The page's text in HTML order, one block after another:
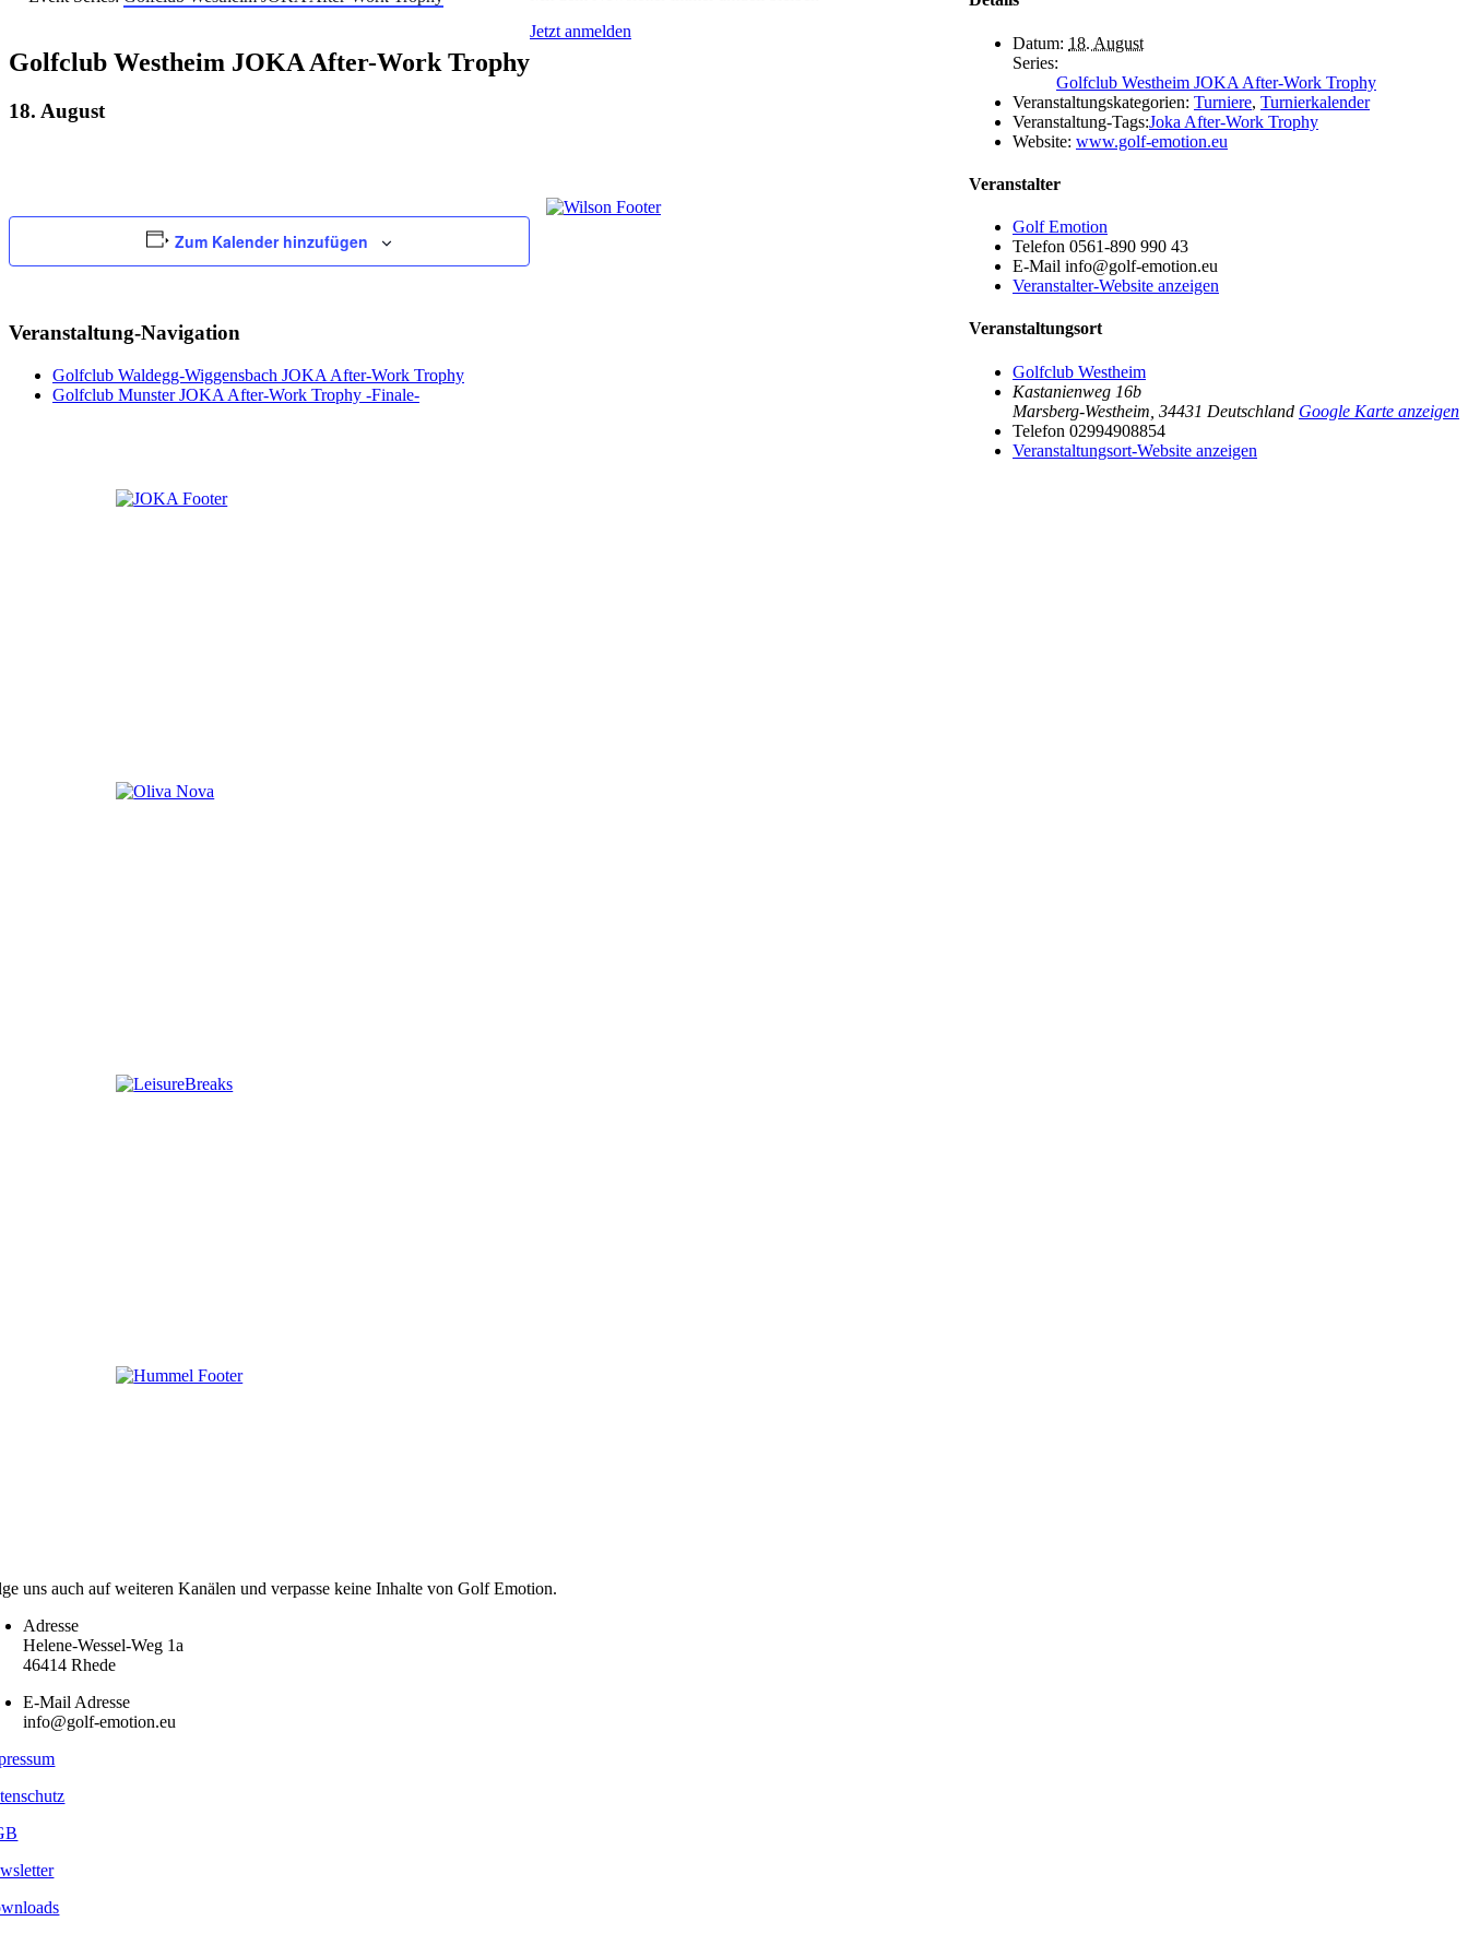
Golfclub Westheim JOKA After-Work Trophy
18. August
Zum Kalender hinzufügen
Veranstaltung-Navigation
Golfclub Waldegg-Wiggensbach JOKA After-Work Trophy
Golfclub Munster JOKA After-Work Trophy -Finale-
Datum: 18. August
Series:
Golfclub Westheim JOKA After-Work Trophy
Veranstaltungskategorien: Turniere, Turnierkalender
Veranstaltung-Tags:Joka After-Work Trophy
Website: www.golf-emotion.eu
Veranstalter
Golf Emotion
Telefon 0561-890 990 43
E-Mail info@golf-emotion.eu
Veranstalter-Website anzeigen
Veranstaltungsort
Golfclub Westheim
Kastanienweg 16b
Marsberg-Westheim 34431 Deutschland Google Karte anzeigen
Telefon 02994908854
Veranstaltungsort-Website anzeigen
Jetzt anmelden
uns auch auf weiteren Kanälen und verpasse keine Inhalte von Golf Emotion.
Adresse
Helene-Wessel-Weg 1a
46414 Rhede
E-Mail Adresse
info@golf-emotion.eu